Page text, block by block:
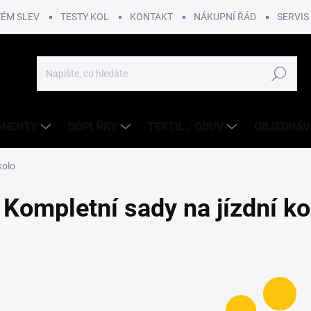
SLEV TESTY KOL KONTAKT NÁKUPNÍ ŘÁD SERVIS
Hledat
Kompletní sady na jízdní